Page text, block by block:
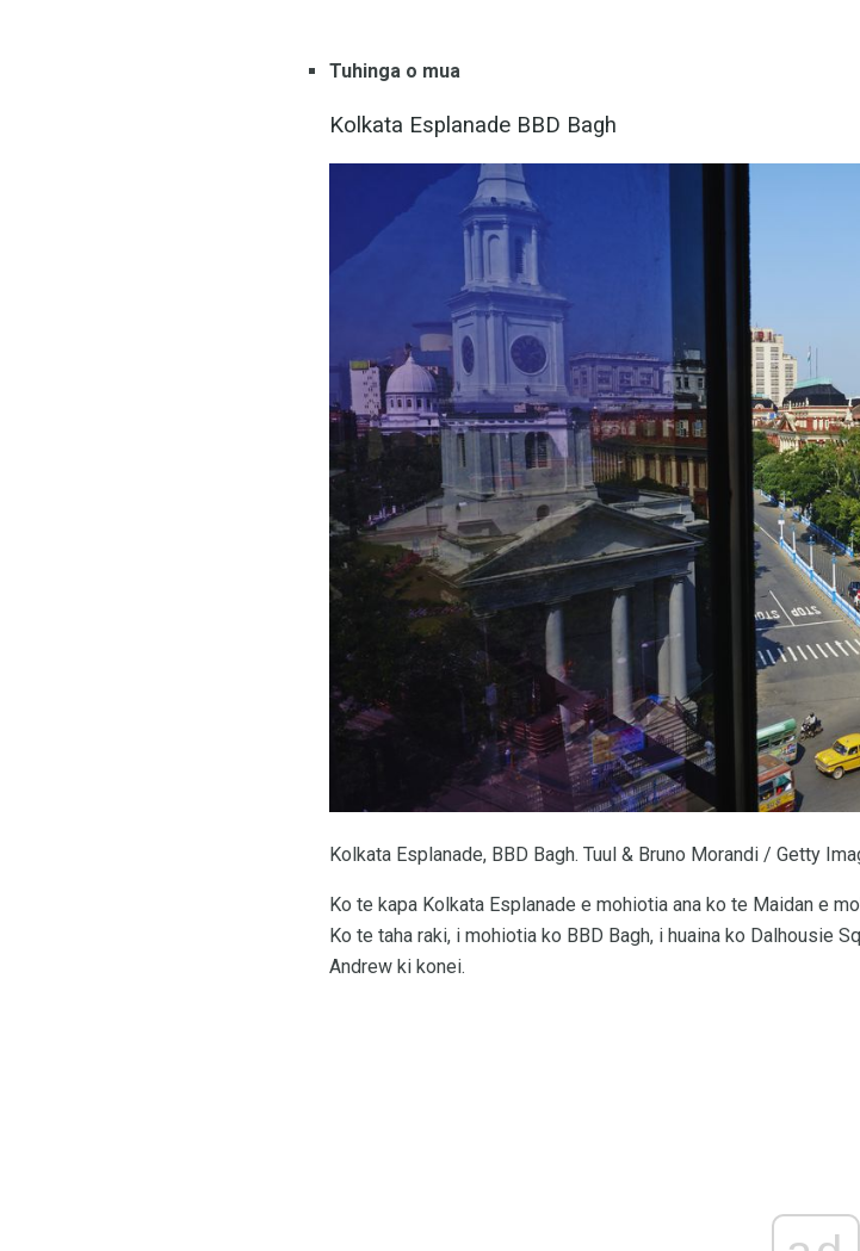
Tuhinga o mua
Kolkata Esplanade BBD Bagh
Kolkata Esplanade, BBD Bagh. Tuul & Bruno Morandi / Getty
Ko te kapa Kolkata Esplanade e mohiotia ana ko te Maidan e
Ko te taha raki, i mohiotia ko BBD Bagh, i huaina ko Dalhousie
Andrew ki konei.